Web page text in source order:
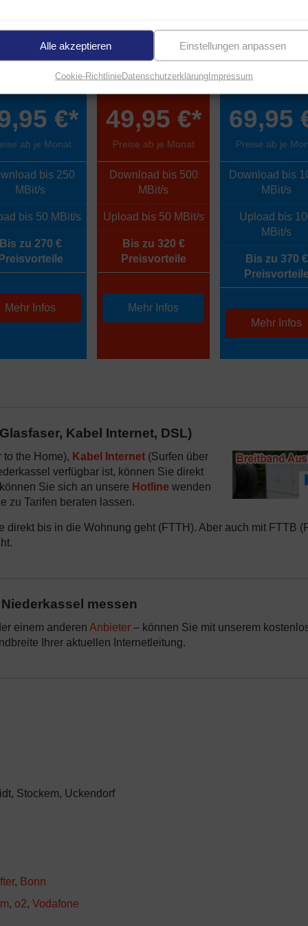
Alle akzeptieren Einstellungen anpassen
Cookie-RichtlinieDatenschutzerklärungImpressum
DSL Anschluss realisiert.
250 MBit/s
€*
ab je Monat
bis 250
MBit/s
bis 50 MBit/s
Bis zu 270 €
Preisvorteile
Mehr Infos
500 MBit/s
49,95 €*
Preise ab je Monat
Download bis 500
MBit/s
Upload bis 50 MBit/s
Bis zu 320 €
Preisvorteile
Mehr Infos
69,95
Preise ab je
Download bis
MBit/s
Upload bis
MBit/s
Bis zu 370 €
Mehr Infos
Kabel Internet, DSL)
to the Home), Kabel Internet (Surfen über
verfügbar ist, können Sie direkt
Sie sich an unsere Hotline wenden
zu Tarifen beraten lassen.
bis in die Wohnung geht (FTTH). Aber auch mit FTTB
messen
einem anderen Anbieter – können Sie mit unserem
Ihrer aktuellen Internetleitung.
Stockem, Uckendorf
, Bonn
, o2, Vodafone